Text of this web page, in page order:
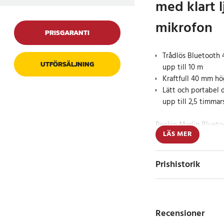
PRISGARANTI
UTFÖRSÄLJNING
med klart
mikrofon
Trådlös Bluetooth
upp till 10 m
Kraftfull 40 mm
Lätt och portabel
upp till 2,5
Reekin Marlin
kompakt och bärbar
med musiken vart
balanserat ljud med
både musik och
trådlös anslutning
LÄS MER
Prishistorik
Recensioner